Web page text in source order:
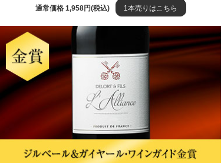
通常価格 1,958円(税込) 1本売りはこちら